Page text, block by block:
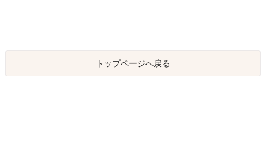
トップページへ戻る